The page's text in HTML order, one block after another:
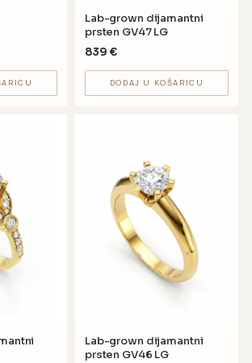
Lab-grown dijamantni
prsten GV47 LG
839 €
DODAJ U KOŠARICU
Lab-grown dijamantni
prsten GV46 LG